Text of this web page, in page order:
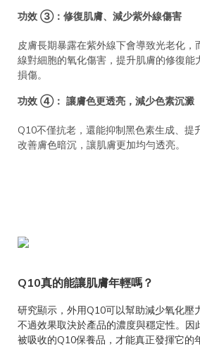
功效 ③：修復肌膚、減少紫外線傷害
皮膚長期暴露在紫外線下會導致光老化，
線對細胞的氧化傷害，提升肌膚的修復能
損傷。
功效 ④： 讓膚色更透亮，減少色素沉澱
Q10不僅抗老，還能抑制黑色素生成、提
改善膚色暗沉，讓肌膚更加均勻透亮。
Q10真的能讓肌膚年輕嗎？
研究顯示，外用Q10可以幫助減少氧化壓
不過效果取決於產品的濃度與穩定性。因
被吸收的Q10保養品，才能真正發揮它的